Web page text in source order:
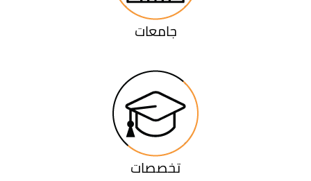
جامعات
تخصصات